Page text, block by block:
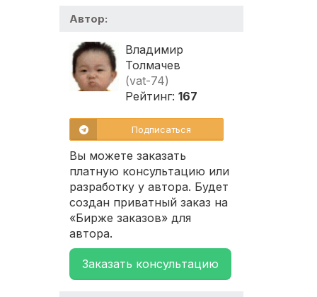
Автор:
Владимир
Толмачев
(vat-74)
Рейтинг: 167
Подписаться
Вы можете заказать
платную консультацию или
разработку у автора. Будет
создан приватный заказ на
«Бирже заказов» для
автора.
Заказать консультацию